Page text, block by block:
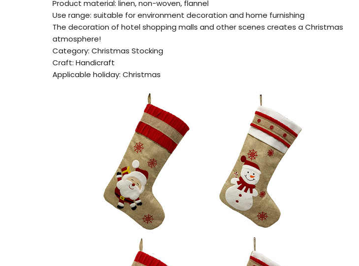
Product material: linen, non-woven, flannel
Use range: suitable for environment decoration and home furnishing
The decoration of hotel shopping malls and other scenes creates a Christmas
atmosphere!
Category: Christmas Stocking
Craft: Handicraft
Applicable holiday: Christmas